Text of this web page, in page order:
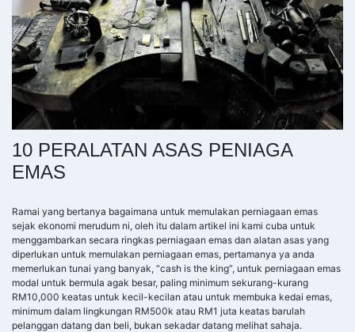
10 PERALATAN ASAS PENIAGA
EMAS
Ramai yang bertanya bagaimana untuk memulakan perniagaan emas
sejak ekonomi merudum ni, oleh itu dalam artikel ini kami cuba untuk
menggambarkan secara ringkas perniagaan emas dan alatan asas yang
diperlukan untuk memulakan perniagaan emas, pertamanya ya anda
memerlukan tunai yang banyak, “cash is the king”, untuk perniagaan emas
modal untuk bermula agak besar, paling minimum sekurang-kurang
RM10,000 keatas untuk kecil-kecilan atau untuk membuka kedai emas,
minimum dalam lingkungan RM500k atau RM1 juta keatas barulah
pelanggan datang dan beli, bukan sekadar datang melihat sahaja.